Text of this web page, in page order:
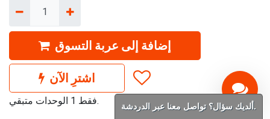
إضافة إلى عربة التسوق
اشترِ الآن
فقط 1 الوحدات متبقي.
ألديك سؤال؟ تواصل معنا عبر الدردشة.